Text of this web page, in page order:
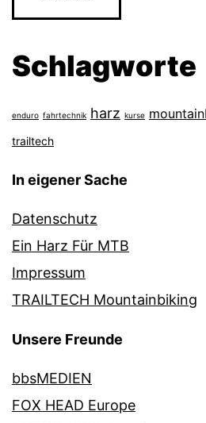
Schlagworte
enduro fahrtechnik harz kurse
trailtech
In eigener Sache
Datenschutz
Ein Harz Für MTB
Impressum
TRAILTECH Mountainbiking
Unsere Freunde
bbsMEDIEN
FOX HEAD Europe